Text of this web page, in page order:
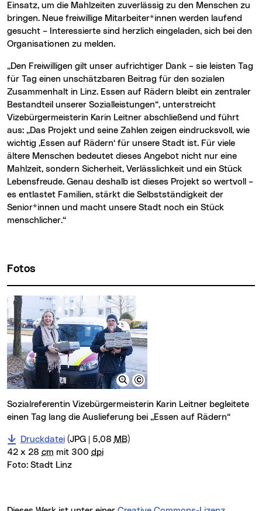
Einsatz, um die Mahlzeiten zuverlässig zu den Menschen zu
bringen. Neue freiwillige Mitarbeiter*innen werden laufend
gesucht – Interessierte sind herzlich eingeladen, sich bei den
Organisationen zu melden.
„Den Freiwilligen gilt unser aufrichtiger Dank – sie leisten Tag
für Tag einen unschätzbaren Beitrag für den sozialen
Zusammenhalt in Linz. Essen auf Rädern bleibt ein zentraler
Bestandteil unserer Sozialleistungen“, unterstreicht
Vizebürgermeisterin Karin Leitner abschließend und führt
aus: „Das Projekt und seine Zahlen zeigen eindrucksvoll, wie
wichtig ‚Essen auf Rädern‘ für unsere Stadt ist. Für viele
ältere Menschen bedeutet dieses Angebot nicht nur eine
Mahlzeit, sondern Sicherheit, Verlässlichkeit und ein Stück
Lebensfreude. Genau deshalb ist dieses Projekt so wertvoll –
es entlastet Familien, stärkt die Selbstständigkeit der
Senior*innen und macht unsere Stadt noch ein Stück
menschlicher.“
Fotos
Sozialreferentin Vizebürgermeisterin Karin Leitner begleitete
einen Tag lang die Auslieferung bei „Essen auf Rädern“
Druckdatei(JPG | 5,08 MB)
42 x 28 cm mit 300 dpi
Foto: Stadt Linz